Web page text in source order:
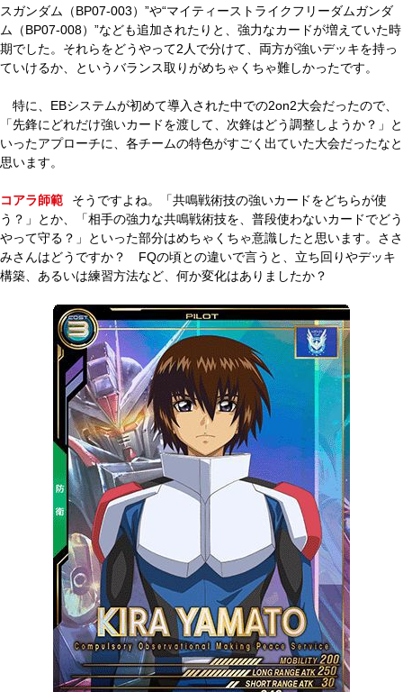
スガンダム（BP07-003）”や“マイティーストライクフリーダムガンダ
ム（BP07-008）”なども追加されたりと、強力なカードが増えていた時
期でした。それらをどうやって2人で分けて、両方が強いデッキを持っ
ていけるか、というバランス取りがめちゃくちゃ難しかったです。
特に、EBシステムが初めて導入された中での2on2大会だったので、
「先鋒にどれだけ強いカードを渡して、次鋒はどう調整しようか？」と
いったアプローチに、各チームの特色がすごく出ていた大会だったなと
思います。
コアラ師範
そうですよね。「共鳴戦術技の強いカードをどちらが使
う？」とか、「相手の強力な共鳴戦術技を、普段使わないカードでどう
やって守る？」といった部分はめちゃくちゃ意識したと思います。ささ
みさんはどうですか？ FQの頃との違いで言うと、立ち回りやデッキ
構築、あるいは練習方法など、何か変化はありましたか？